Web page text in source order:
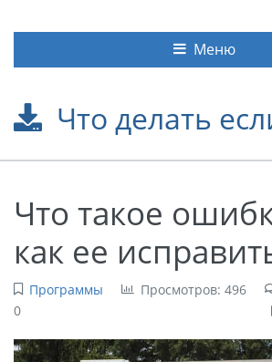
Что делать
Меню
Что такое
как ее
Программы Просмотров: 496
0